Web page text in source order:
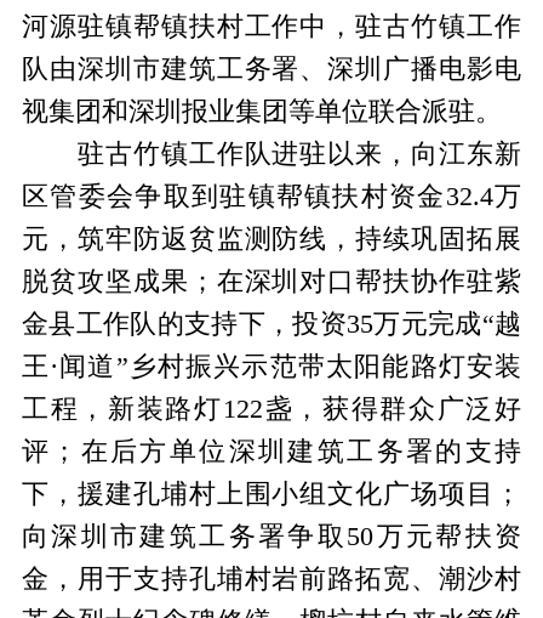
河源驻镇帮镇扶村工作中，驻古竹镇工作
队由深圳市建筑工务署、深圳广播电影电
视集团和深圳报业集团等单位联合派驻。
驻古竹镇工作队进驻以来，向江东新
区管委会争取到驻镇帮镇扶村资金32.4万
元，筑牢防返贫监测防线，持续巩固拓展
脱贫攻坚成果；在深圳对口帮扶协作驻紫
金县工作队的支持下，投资35万元完成“越
王·闻道”乡村振兴示范带太阳能路灯安装
工程，新装路灯122盏，获得群众广泛好
评；在后方单位深圳建筑工务署的支持
下，援建孔埔村上围小组文化广场项目；
向深圳市建筑工务署争取50万元帮扶资
金，用于支持孔埔村岩前路拓宽、潮沙村